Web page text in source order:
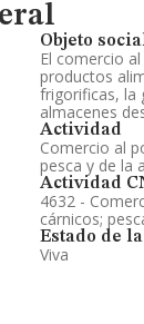
Objeto
El comercio
productos
frigorificas, la
almacenes
Actividad
Comercio al
pesca y de la
Actividad
4632 -
cárnicos;
Estado de
Viva